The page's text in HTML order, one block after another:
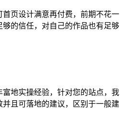
首页设计满意再付费，前期不花一
够的信任，对自己的作品也有足够
富地实操经验，针对您的站点，我
并且可落地的建议，区别于一般建